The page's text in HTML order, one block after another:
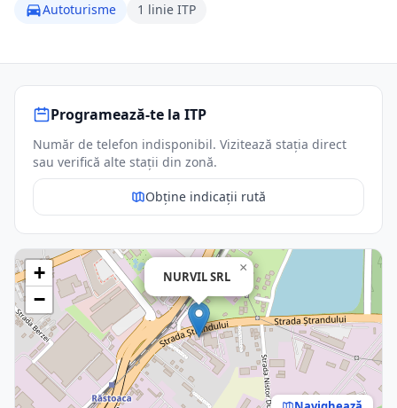
Autoturisme 1 linie ITP
Programează-te la ITP
Număr de telefon indisponibil. Vizitează stația direct
sau verifică alte stații din zonă.
Obține indicații rută
NURVIL SRL
×
+
−